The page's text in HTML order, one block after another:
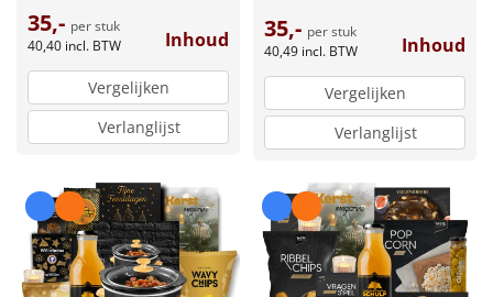
35,- per stuk
40,40 incl. BTW Inhoud
Vergelijken
Verlanglijst
35,- per stuk
40,49 incl. BTW Inhoud
Vergelijken
Verlanglijst